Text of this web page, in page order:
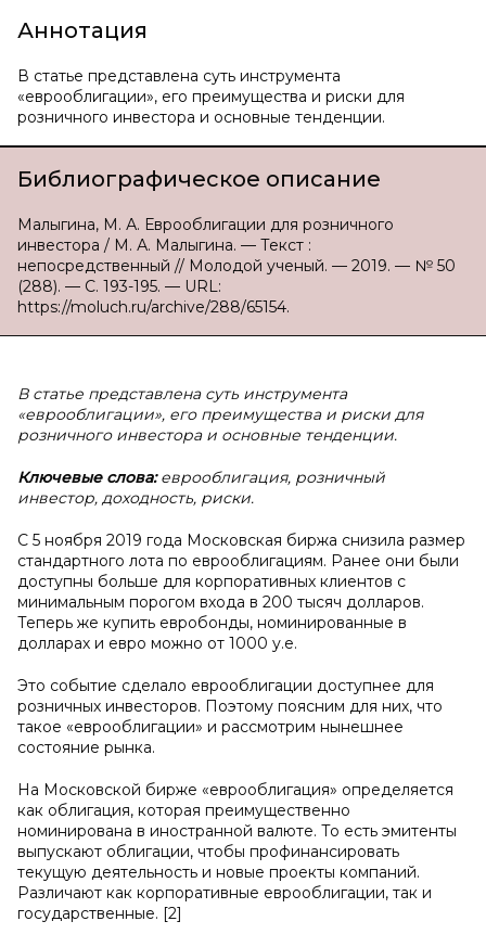
Аннотация
В статье представлена суть инструмента
«еврооблигации», его преимущества и риски для
розничного инвестора и основные тенденции.
Библиографическое описание
Малыгина, М. А. Еврооблигации для розничного
инвестора / М. А. Малыгина. — Текст :
непосредственный // Молодой ученый. — 2019. — № 50
(288). — С. 193-195. — URL:
https://moluch.ru/archive/288/65154.
В статье представлена суть инструмента
«еврооблигации», его преимущества и риски для
розничного инвестора и основные тенденции.
Ключевые слова:еврооблигация, розничный
инвестор, доходность, риски.
С 5 ноября 2019 года Московская биржа снизила размер
стандартного лота по еврооблигациям. Ранее они были
доступны больше для корпоративных клиентов с
минимальным порогом входа в 200 тысяч долларов.
Теперь же купить евробонды, номинированные в
долларах и евро можно от 1000 у.е.
Это событие сделало еврооблигации доступнее для
розничных инвесторов. Поэтому поясним для них, что
такое «еврооблигации» и рассмотрим нынешнее
состояние рынка.
На Московской бирже «еврооблигация» определяется
как облигация, которая преимущественно
номинирована в иностранной валюте. То есть эмитенты
выпускают облигации, чтобы профинансировать
текущую деятельность и новые проекты компаний.
Различают как корпоративные еврооблигации, так и
государственные. [2]